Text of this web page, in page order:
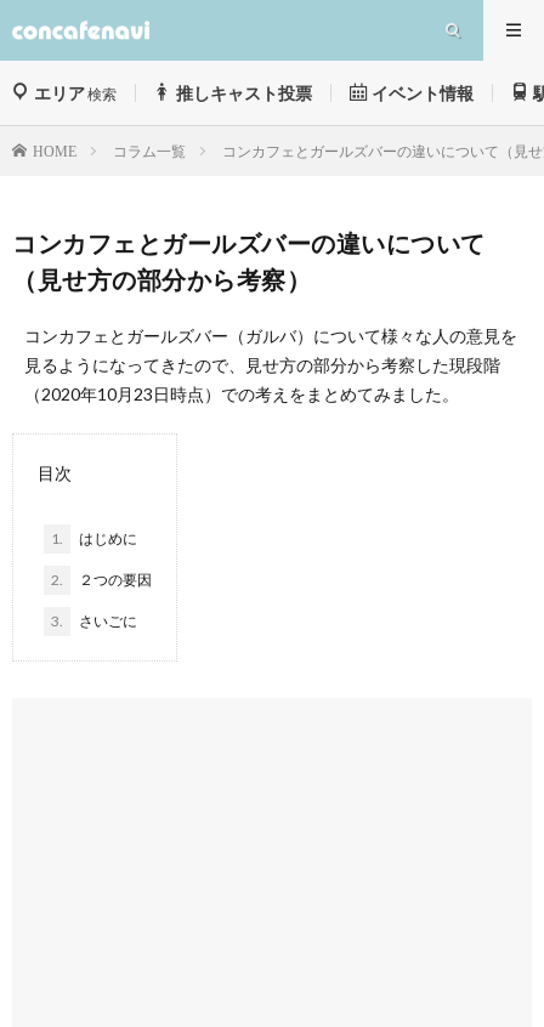
エリア検索 推しキャスト投票 イベント情報
HOME コラム一覧 コンカフェとガールズバーの違いについて（見
コンカフェとガールズバーの違いについて
（見せ方の部分から考察）
コンカフェとガールズバー（ガルバ）について様々な人の意見を
見るようになってきたので、見せ方の部分から考察した現段階
（2020年10月23日時点）での考えをまとめてみました。
目次
1. はじめに
2. ２つの要因
3. さいごに